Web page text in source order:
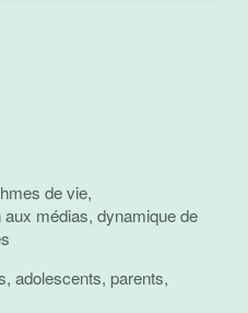
de vie,
médias, dynamique de
adolescents, parents,